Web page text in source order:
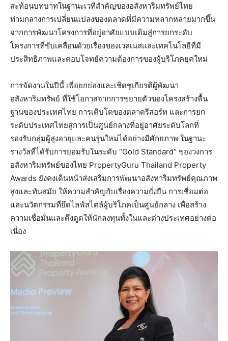
สะท้อนบทบาทในฐานะเวทีสำคัญของอสังหาริมทรัพย์ไทย
ท่ามกลางการเปลี่ยนแปลงของตลาดที่มีความหลากหลายมากขึ้น
จากการพัฒนาโครงการที่อยู่อาศัยแบบเดิมสู่การยกระดับ
โครงการที่ขับเคลื่อนด้วยเรื่องของเวลเนสและเทคโนโลยีที่มี
ประสิทธิภาพและตอบโจทย์ความต้องการของผู้บริโภคยุคใหม่
การจัดงานในปีนี้ เพื่อยกย่องและเชิดชูเกียรติผู้พัฒนา
อสังหาริมทรัพย์ ที่ใช้โอกาสจากการขยายตัวของโครงสร้างพื้น
ฐานของประเทศไทย การเติบโตของตลาดรีสอร์ท และการยก
ระดับประเทศไทยสู่การเป็นศูนย์กลางที่อยู่อาศัยระดับโลกที่
รองรับกลุ่มผู้สูงอายุและคนรุ่นใหม่ได้อย่างมีศักยภาพ ในฐานะ
รางวัลที่ได้รับการยอมรับในระดับ “Gold Standard” ของวงการ
อสังหาริมทรัพย์ของไทย PropertyGuru Thailand Property
Awards ยังคงเดินหน้าส่งเสริมการพัฒนาอสังหาริมทรัพย์คุณภาพ
สูงและทันสมัย ให้ความสำคัญกับเรื่องความยั่งยืน การเชื่อมต่อ
และนวัตกรรมที่ยึดไลฟ์สไตล์ผู้บริโภคเป็นศูนย์กลาง เพื่อสร้าง
ความเชื่อมั่นและดึงดูดให้นักลงทุนทั้งในและต่างประเทศอย่างต่อ
เนื่อง